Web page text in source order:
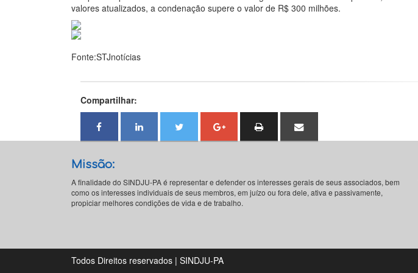
valores atualizados, a condenação supere o valor de R$ 300 milhões.
Fonte:STJnotícias
Compartilhar:
Missão:
A finalidade do SINDJU-PA é representar e defender os interesses gerais de seus associados, bem
como os interesses individuais de seus membros, em juízo ou fora dele, ativa e passivamente,
propiciar melhores condições de vida e de trabalho.
Todos Direitos reservados | SINDJU-PA